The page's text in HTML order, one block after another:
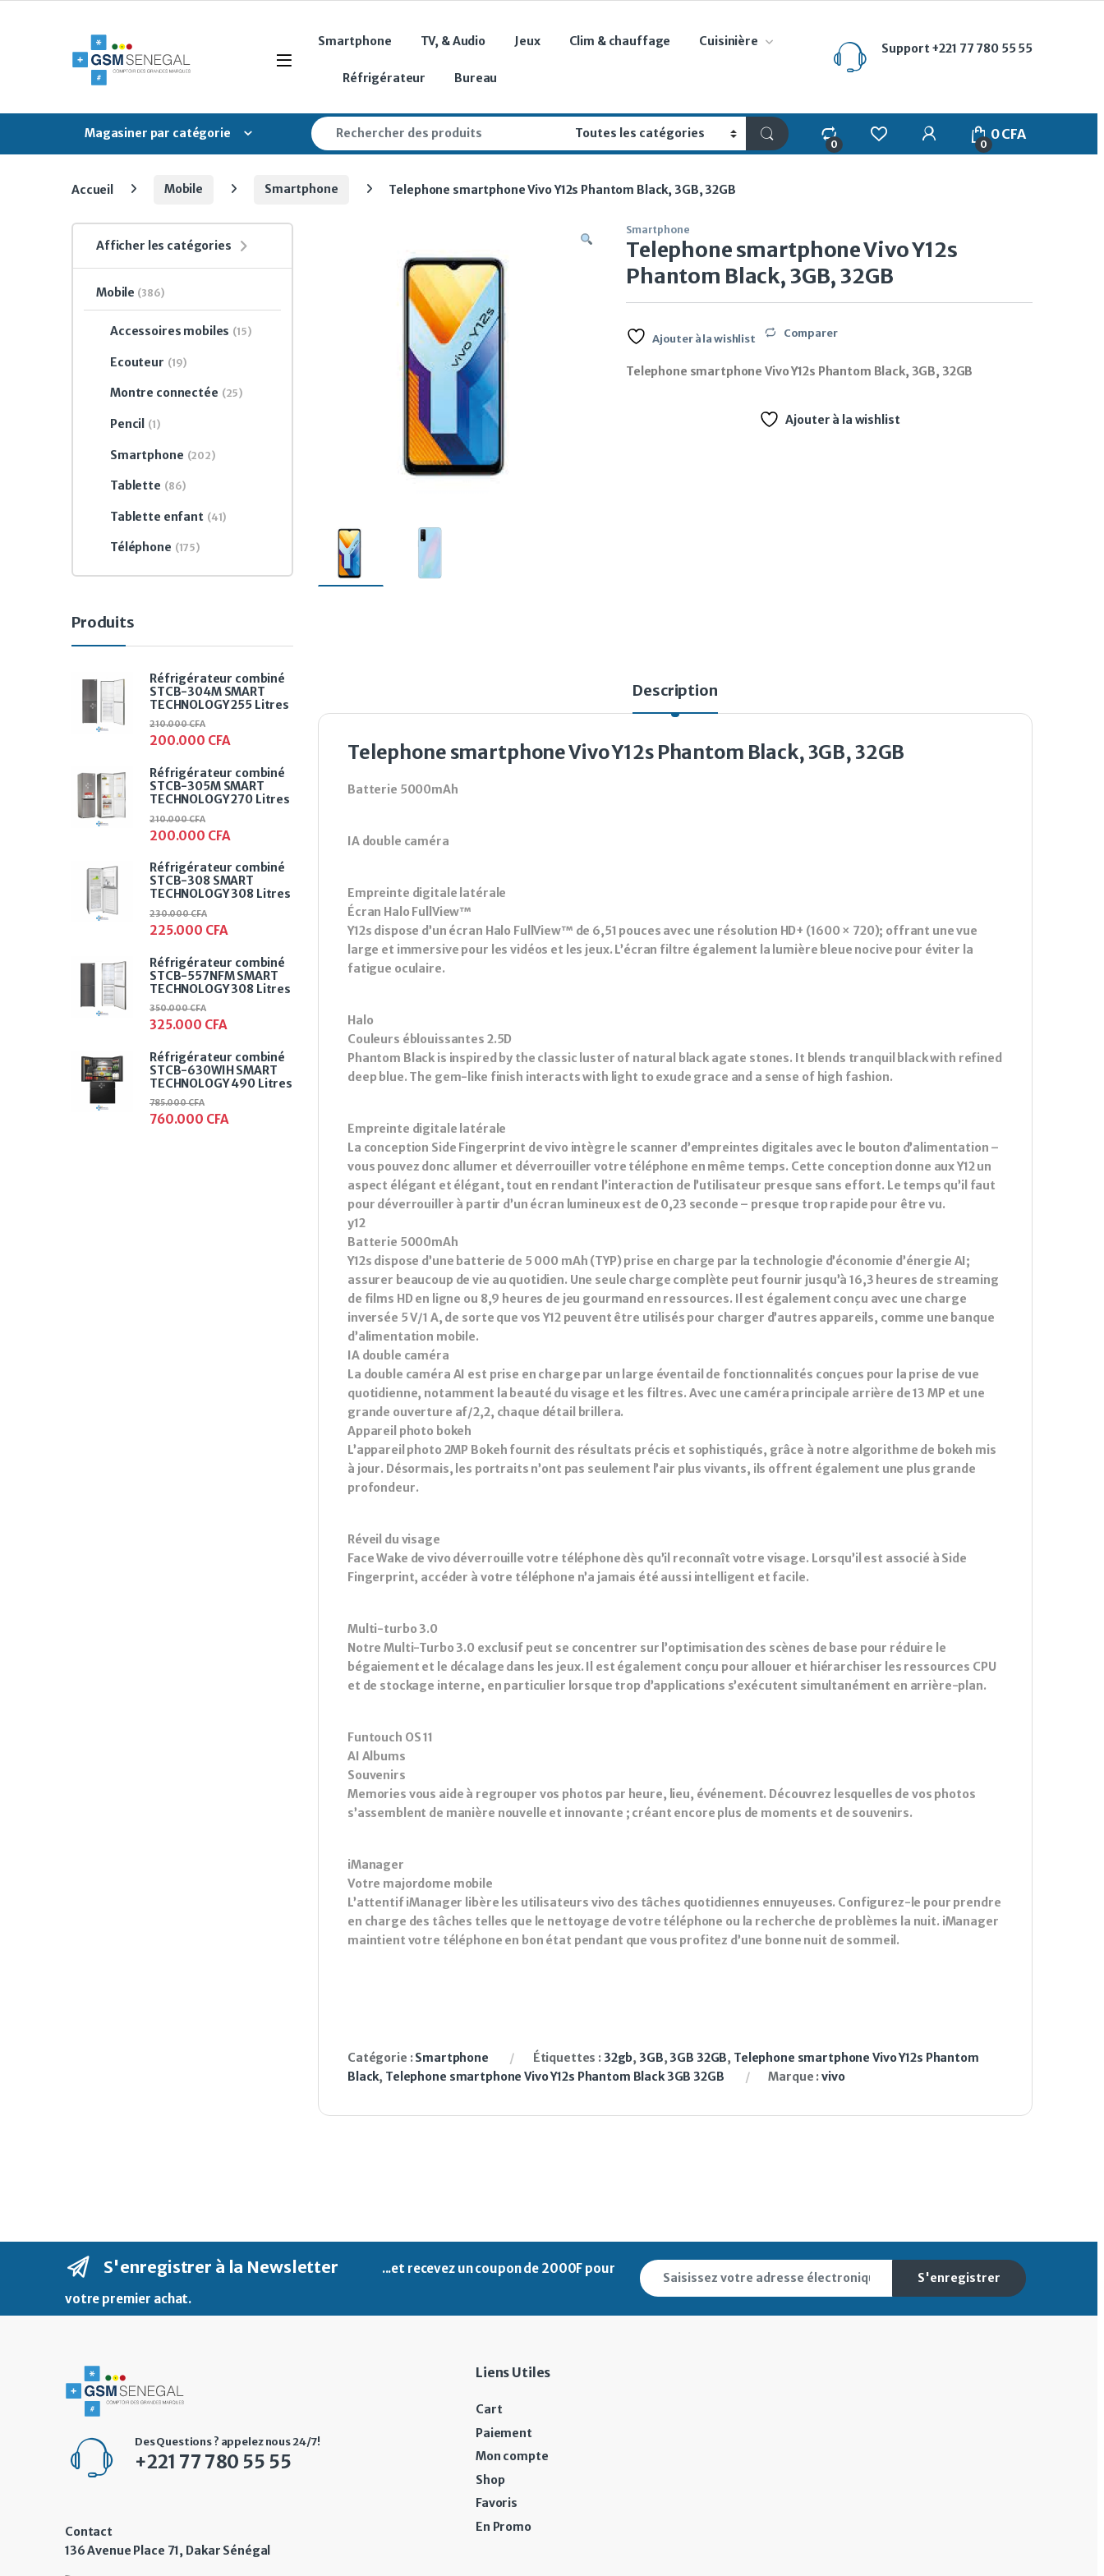
Open
Smartphone TV, & Audio Jeux Clim & chauffage Cuisinière
Réfrigérateur Bureau
Support +221 77 780 55 55
Magasiner par catégorie
Search for:
0
My Account
0
0CFA
Accueil Mobile Smartphone Telephone smartphone Vivo Y12s Phantom Black, 3GB, 32GB
Smartphone
Telephone smartphone Vivo Y12s
Phantom Black, 3GB, 32GB
Ajouter à la wishlist Comparer
Telephone smartphone Vivo Y12s Phantom Black, 3GB, 32GB
Ajouter à la wishlist
Description
Telephone smartphone Vivo Y12s Phantom Black, 3GB, 32GB
Batterie 5000mAh
IA double caméra
Empreinte digitale latérale
Écran Halo FullView™
Y12s dispose d’un écran Halo FullView™ de 6,51 pouces avec une résolution HD+ (1600 × 720); offrant une vue
large et immersive pour les vidéos et les jeux. L’écran filtre également la lumière bleue nocive pour éviter la
fatigue oculaire.
Halo
Couleurs éblouissantes 2.5D
Phantom Black is inspired by the classic luster of natural black agate stones. It blends tranquil black with refined
deep blue. The gem-like finish interacts with light to exude grace and a sense of high fashion.
Empreinte digitale latérale
La conception Side Fingerprint de vivo intègre le scanner d’empreintes digitales avec le bouton d’alimentation –
vous pouvez donc allumer et déverrouiller votre téléphone en même temps. Cette conception donne aux Y12 un
aspect élégant et élégant, tout en rendant l’interaction de l’utilisateur presque sans effort. Le temps qu’il faut
pour déverrouiller à partir d’un écran lumineux est de 0,23 seconde – presque trop rapide pour être vu.
y12
Batterie 5000mAh
Y12s dispose d’une batterie de 5 000 mAh (TYP) prise en charge par la technologie d’économie d’énergie AI;
assurer beaucoup de vie au quotidien. Une seule charge complète peut fournir jusqu’à 16,3 heures de streaming
de films HD en ligne ou 8,9 heures de jeu gourmand en ressources. Il est également conçu avec une charge
inversée 5 V/1 A, de sorte que vos Y12 peuvent être utilisés pour charger d’autres appareils, comme une banque
d’alimentation mobile.
IA double caméra
La double caméra AI est prise en charge par un large éventail de fonctionnalités conçues pour la prise de vue
quotidienne, notamment la beauté du visage et les filtres. Avec une caméra principale arrière de 13 MP et une
grande ouverture af/2,2, chaque détail brillera.
Appareil photo bokeh
L’appareil photo 2MP Bokeh fournit des résultats précis et sophistiqués, grâce à notre algorithme de bokeh mis
à jour. Désormais, les portraits n’ont pas seulement l’air plus vivants, ils offrent également une plus grande
profondeur.
Réveil du visage
Face Wake de vivo déverrouille votre téléphone dès qu’il reconnaît votre visage. Lorsqu’il est associé à Side
Fingerprint, accéder à votre téléphone n’a jamais été aussi intelligent et facile.
Multi-turbo 3.0
Notre Multi-Turbo 3.0 exclusif peut se concentrer sur l’optimisation des scènes de base pour réduire le
bégaiement et le décalage dans les jeux. Il est également conçu pour allouer et hiérarchiser les ressources CPU
et de stockage interne, en particulier lorsque trop d’applications s’exécutent simultanément en arrière-plan.
Funtouch OS 11
AI Albums
Souvenirs
Memories vous aide à regrouper vos photos par heure, lieu, événement. Découvrez lesquelles de vos photos
s’assemblent de manière nouvelle et innovante ; créant encore plus de moments et de souvenirs.
iManager
Votre majordome mobile
L’attentif iManager libère les utilisateurs vivo des tâches quotidiennes ennuyeuses. Configurez-le pour prendre
en charge des tâches telles que le nettoyage de votre téléphone ou la recherche de problèmes la nuit. iManager
maintient votre téléphone en bon état pendant que vous profitez d’une bonne nuit de sommeil.
Catégorie :Smartphone Étiquettes :32gb,3GB,3GB 32GB, Telephone smartphone Vivo Y12s Phantom
Black, Telephone smartphone Vivo Y12s Phantom Black 3GB 32GB Marque :vivo
Afficher les catégories
Mobile (386)
Accessoires mobiles (15)
Ecouteur (19)
Montre connectée (25)
Pencil (1)
Smartphone (202)
Tablette (86)
Tablette enfant (41)
Téléphone (175)
Produits
Réfrigérateur combiné
STCB-304M SMART
TECHNOLOGY 255 Litres
200.000 CFA
210.000CFA
Réfrigérateur combiné
STCB-305M SMART
TECHNOLOGY 270 Litres
200.000 CFA
210.000CFA
Réfrigérateur combiné
STCB-308 SMART
TECHNOLOGY 308 Litres
225.000 CFA
230.000CFA
Réfrigérateur combiné
STCB-557NFM SMART
TECHNOLOGY 308 Litres
325.000 CFA
350.000CFA
Réfrigérateur combiné
STCB-630WIH SMART
TECHNOLOGY 490 Litres
760.000 CFA
785.000CFA
S'enregistrer à la Newsletter ...et recevez uncoupon de 2000F pour
votre premier achat.
S'enregistrer
Des Questions ? appelez nous 24/7!
+221 77 780 55 55
Contact
136 Avenue Place 71, Dakar Sénégal
Liens Utiles
Cart
Paiement
Mon compte
Shop
Favoris
En Promo